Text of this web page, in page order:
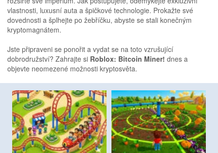
vlastnosti, luxusní auta a špičkové technologie. Prokažte své
dovednosti a šplhejte po žebříčku, abyste se stali konečným
kryptomagnátem.
Jste připraveni se ponořit a vydat se na toto vzrušující
dobrodružství? Zahrajte si Roblox: Bitcoin Miner! dnes a
objevte neomezené možnosti kryptosvěta.